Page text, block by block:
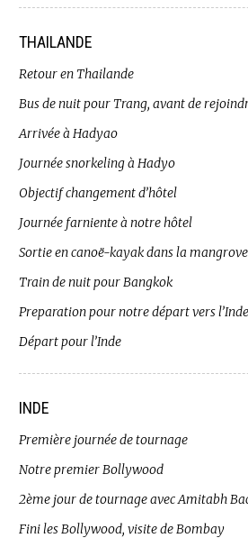
THAILANDE
Retour en Thailande
Bus de nuit pour Trang, avant de
Arrivée à Hadyao
Journée snorkeling à Hadyo
Objectif changement d’hôtel
Journée farniente à notre hôtel
Sortie en canoë-kayak dans la mangrove
Train de nuit pour Bangkok
Preparation pour notre départ vers l’Inde
Départ pour l’Inde
INDE
Première journée de tournage
Notre premier Bollywood
2ème jour de tournage avec Amitabh
Fini les Bollywood, visite de Bombay